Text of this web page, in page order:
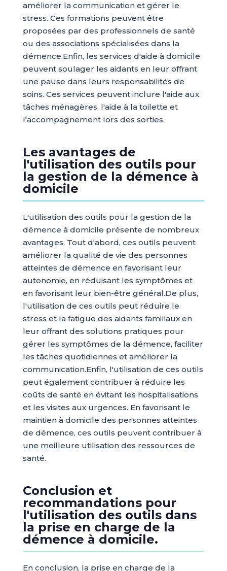
améliorer la communication et gérer le
stress. Ces formations peuvent être
proposées par des professionnels de santé
ou des associations spécialisées dans la
démence.Enfin, les services d'aide à domicile
peuvent soulager les aidants en leur offrant
une pause dans leurs responsabilités de
soins. Ces services peuvent inclure l'aide aux
tâches ménagères, l'aide à la toilette et
l'accompagnement lors des sorties.
Les avantages de
l'utilisation des outils pour
la gestion de la démence à
domicile
L'utilisation des outils pour la gestion de la
démence à domicile présente de nombreux
avantages. Tout d'abord, ces outils peuvent
améliorer la qualité de vie des personnes
atteintes de démence en favorisant leur
autonomie, en réduisant les symptômes et
en favorisant leur bien-être général.De plus,
l'utilisation de ces outils peut réduire le
stress et la fatigue des aidants familiaux en
leur offrant des solutions pratiques pour
gérer les symptômes de la démence, faciliter
les tâches quotidiennes et améliorer la
communication.Enfin, l'utilisation de ces outils
peut également contribuer à réduire les
coûts de santé en évitant les hospitalisations
et les visites aux urgences. En favorisant le
maintien à domicile des personnes atteintes
de démence, ces outils peuvent contribuer à
une meilleure utilisation des ressources de
santé.
Conclusion et
recommandations pour
l'utilisation des outils dans
la prise en charge de la
démence à domicile.
En conclusion, la prise en charge de la